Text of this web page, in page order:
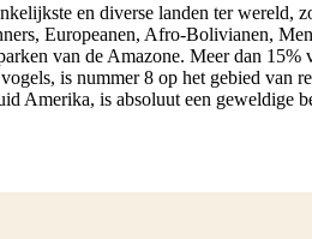
en diverse landen ter wereld,
Europeanen, Afro-Bolivianen,
van de Amazone. Meer dan
is nummer 8 op het gebied van
is absoluut een geweldige